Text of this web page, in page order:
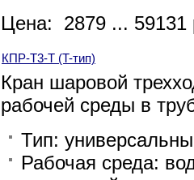
Цена: 2879 ... 59131
КПР-Т3-Т (T-тип)
Кран шаровой
рабочей среды в
Тип:
Рабочая среда: